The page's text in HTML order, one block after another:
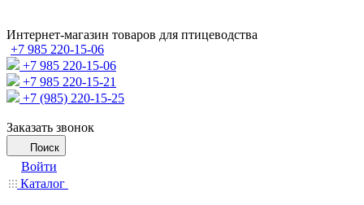
Интернет-магазин товаров для птицеводства
+7 985 220-15-06
+7 985 220-15-06
+7 985 220-15-21
+7 (985) 220-15-25
Заказать звонок
Поиск
Войти
Каталог